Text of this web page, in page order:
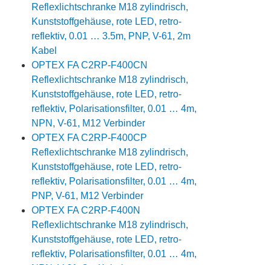
Reflexlichtschranke M18 zylindrisch,
Kunststoffgehäuse, rote LED, retro-
reflektiv, 0.01 … 3.5m, PNP, V-61, 2m
Kabel
OPTEX FA C2RP-F400CN
Reflexlichtschranke M18 zylindrisch,
Kunststoffgehäuse, rote LED, retro-
reflektiv, Polarisationsfilter, 0.01 … 4m,
NPN, V-61, M12 Verbinder
OPTEX FA C2RP-F400CP
Reflexlichtschranke M18 zylindrisch,
Kunststoffgehäuse, rote LED, retro-
reflektiv, Polarisationsfilter, 0.01 … 4m,
PNP, V-61, M12 Verbinder
OPTEX FA C2RP-F400N
Reflexlichtschranke M18 zylindrisch,
Kunststoffgehäuse, rote LED, retro-
reflektiv, Polarisationsfilter, 0.01 … 4m,